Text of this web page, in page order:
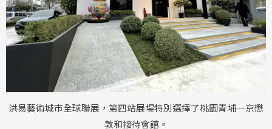
洪易藝術城市全球聯展，第四站展場特別選擇了桃園青埔—京懋
敦和接待會館。